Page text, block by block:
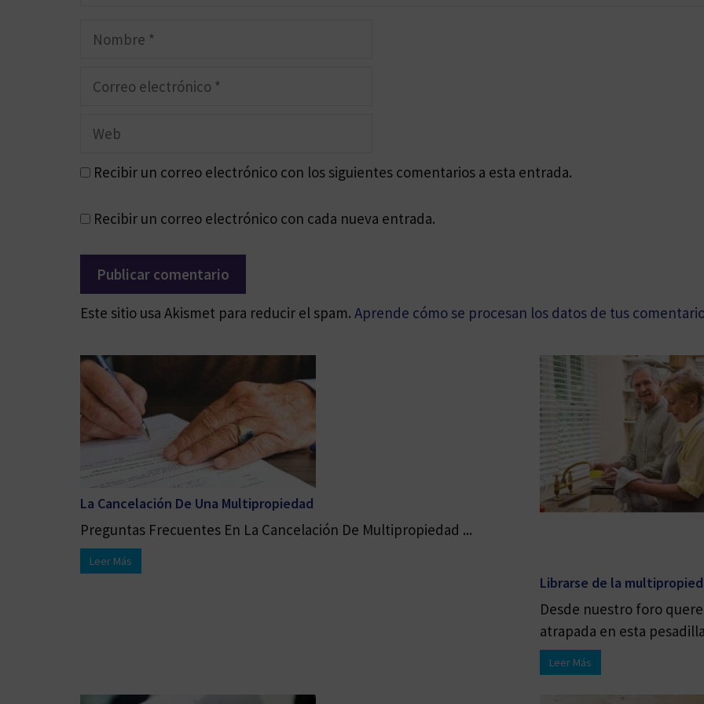
Nombre
Correo
Web
Recibir un correo electrónico con los siguientes comentarios a esta entrada.
Recibir un correo electrónico con cada nueva entrada.
Este sitio usa Akismet para reducir el spam. Aprende cómo se procesan los datos de tus
La Cancelación De Una Multipropiedad
Preguntas Frecuentes En La Cancelación De Multipropiedad ...
Leer Más
Librarse de la
Desde nuestro foro
atrapada en esta
Leer Más